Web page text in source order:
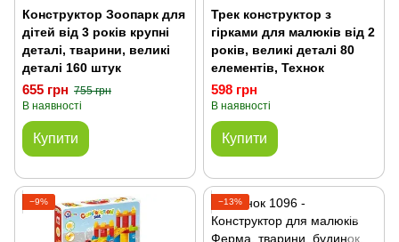
Конструктор Зоопарк для
дітей від 3 років крупні
деталі, тварини, великі
деталі 160 штук
655 грн 755 грн
В наявності
Купити
Трек конструктор з
гірками для малюків від 2
років, великі деталі 80
елементів, Технок
598 грн
В наявності
Купити
−9% −13%